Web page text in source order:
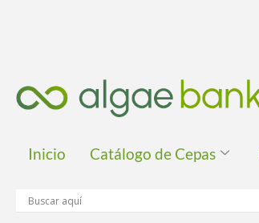
Inicio Catálogo de Cepas